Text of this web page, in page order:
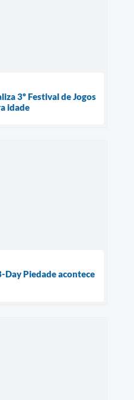
3º Festival de Jogos
idade
Day Piedade acontece